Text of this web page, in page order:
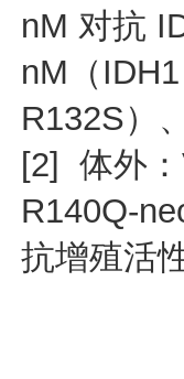
nM 对抗
nM（
R132S）
[2] 体外
R140Q-
抗增殖活